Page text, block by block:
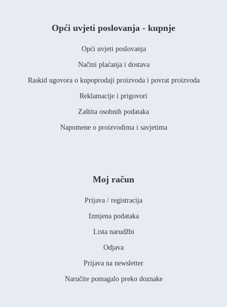
Opći uvjeti poslovanja - kupnje
Opći uvjeti poslovanja
Načini plaćanja i dostava
Raskid ugovora o kupoprodaji proizvoda i povrat proizvoda
Reklamacije i prigovori
Zaštita osobnih podataka
Napomene o proizvodima i savjetima
Moj račun
Prijava / registracija
Izmjena podataka
Lista narudžbi
Odjava
Prijava na newsletter
Naručite pomagalo preko doznake